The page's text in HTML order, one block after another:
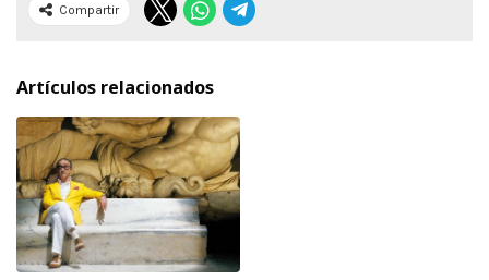
Compartir
Artículos relacionados